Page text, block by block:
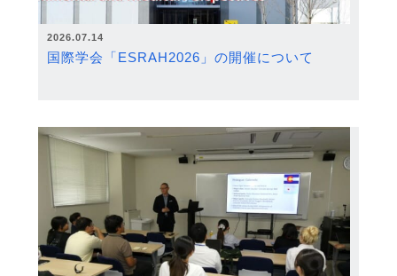
2026.07.14
国際学会「ESRAH2026」の開催について